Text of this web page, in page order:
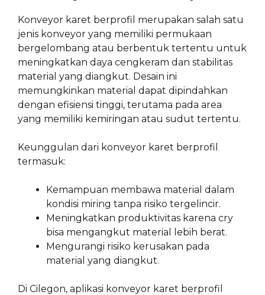
Konveyor karet berprofil merupakan salah satu
jenis konveyor yang memiliki permukaan
bergelombang atau berbentuk tertentu untuk
meningkatkan daya cengkeram dan stabilitas
material yang diangkut. Desain ini
memungkinkan material dapat dipindahkan
dengan efisiensi tinggi, terutama pada area
yang memiliki kemiringan atau sudut tertentu.
Keunggulan dari konveyor karet berprofil
termasuk:
Kemampuan membawa material dalam
kondisi miring tanpa risiko tergelincir.
Meningkatkan produktivitas karena cry
bisa mengangkut material lebih berat.
Mengurangi risiko kerusakan pada
material yang diangkut.
Di Cilegon, aplikasi konveyor karet berprofil